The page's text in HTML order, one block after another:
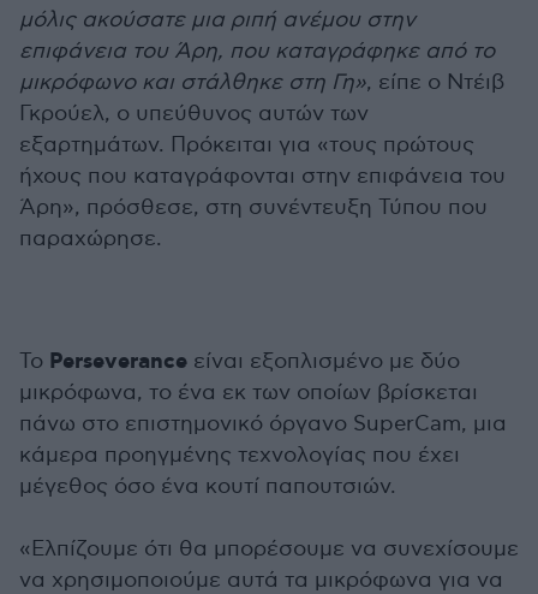
μόλις ακούσατε μια ριπή ανέμου στην
επιφάνεια του Άρη, που καταγράφηκε από το
μικρόφωνο και στάλθηκε στη Γη», είπε ο Ντέιβ
Γκρούελ, ο υπεύθυνος αυτών των
εξαρτημάτων. Πρόκειται για «τους πρώτους
ήχους που καταγράφονται στην επιφάνεια του
Άρη», πρόσθεσε, στη συνέντευξη Τύπου που
παραχώρησε.
Το Perseverance είναι εξοπλισμένο με δύο
μικρόφωνα, το ένα εκ των οποίων βρίσκεται
πάνω στο επιστημονικό όργανο SuperCam, μια
κάμερα προηγμένης τεχνολογίας που έχει
μέγεθος όσο ένα κουτί παπουτσιών.
«Ελπίζουμε ότι θα μπορέσουμε να συνεχίσουμε
να χρησιμοποιούμε αυτά τα μικρόφωνα για να